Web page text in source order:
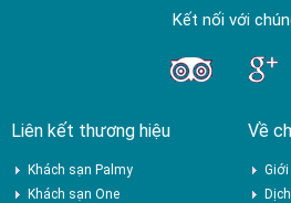
Kết nối với
Liên kết thương hiệu
Khách sạn Palmy
Khách sạn One
Về
Giới